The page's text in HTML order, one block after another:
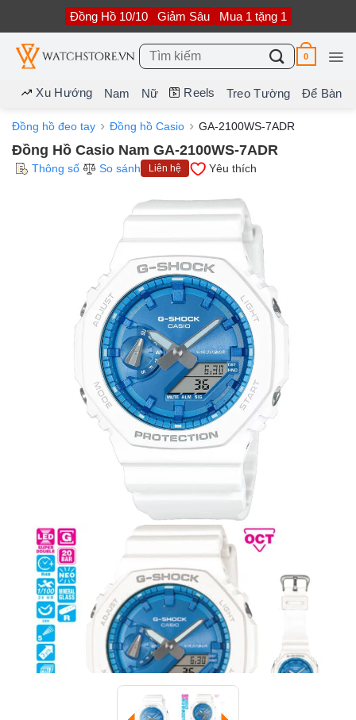
nội
dung
Đồng Hồ 10/10 Giảm Sâu Mua 1 tặng 1
Tìm
kiếm:
0
Xu Hướng Nam Nữ Reels Treo Tường Để Bàn
Đồng hồ đeo tay Đồng hồ Casio GA-2100WS-7ADR
Đồng Hồ Casio Nam GA-2100WS-7ADR
Thông số So sánh Liên hệ Yêu thích